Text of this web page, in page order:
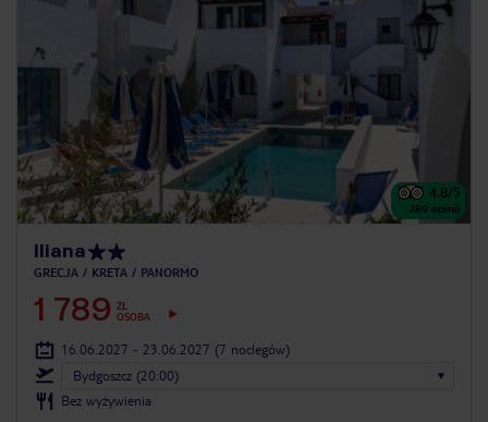
4.8/5
289 opinii
Iliana
GRECJA KRETA PANORMO
1 789 ZŁ
OSOBA
16.06.2027 - 23.06.2027 (7 noclegów)
Bydgoszcz (20:00)
Bez wyżywienia